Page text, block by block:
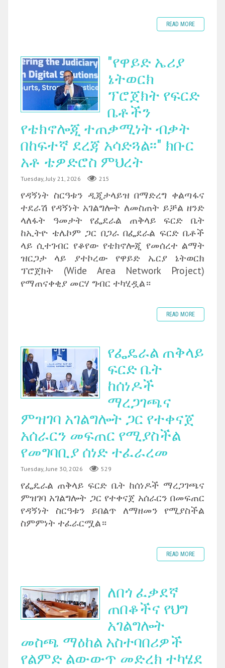
READ MORE
"የዋይድ ኤሪያ
ኔትወርክ
ፕሮጀክት የፍርድ
ቤቶችን
የቴክኖሎጂ ተጠቃሚነት ብቃት
በከፍተኛ ደረጃ አሳድጓል፡፡" ክቡር
አቶ ቴዎድሮስ ምህረት
Tuesday, July 21, 2026 215
የዳኝነት ስርዓቱን ዲጂታላይዝ በማድረግ ቀልጣፋና
ተደራሽ የዳኝነት አገልግሎት ለመስጠት ይቻል ዘንድ
ላለፋት ዓመታት የፌደራል ጠቅላይ ፍርድ ቤት
ከኢትዮ ቴሌኮም ጋር በጋራ በፌደራል ፍርድ ቤቶች
ላይ ሲተገብር የቆየው የቴክኖሎጂ የመሰረተ ልማት
ዝርጋታ ላይ ያተኮረው የዋይድ ኤርያ ኔትወርክ
ፕሮጀክት (Wide Area Network Project)
የማጠናቀቂያ መርሃ ግብር ተካሂዷል።
READ MORE
የፌዴራል ጠቅላይ
ፍርድ ቤት
ከሰነዶች
ማረጋገጫና
ምዝገባ አገልግሎት ጋር የተቀናጀ
አሰራርን መፍጠር የሚያስችል
የመግባቢያ ሰነድ ተፈራረመ
Tuesday, June 30, 2026 529
‎የፌዴራል ጠቅላይ ፍርድ ቤት ከሰነዶች ማረጋገጫና
ምዝገባ አገልግሎት ጋር የተቀናጀ አሰራርን በመፍጠር
የዳኝነት ስርዓቱን ይበልጥ ለማዘመን የሚያስችል
ስምምነት ተፈራርሟል።
READ MORE
ለበጎ ፈቃደኛ
ጠበቆችና የህግ
አገልግሎት
መስጫ ማዕከል አስተባበሪዎች
የልምድ ልውውጥ መድረክ ተካሄደ